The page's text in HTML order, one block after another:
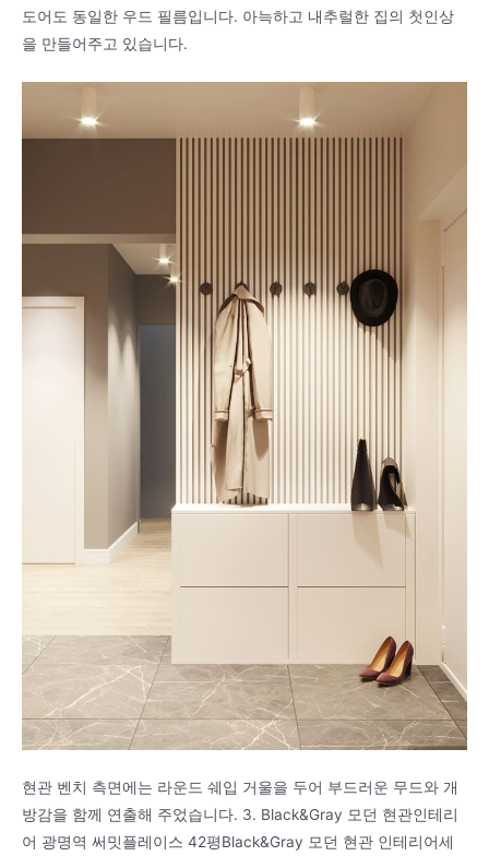
도어도 동일한 우드 필름입니다. 아늑하고 내추럴한 집의 첫인상
을 만들어주고 있습니다.
현관 벤치 측면에는 라운드 쉐입 거울을 두어 부드러운 무드와 개
방감을 함께 연출해 주었습니다. 3. Black&Gray 모던 현관인테리
어 광명역 써밋플레이스 42평Black&Gray 모던 현관 인테리어세